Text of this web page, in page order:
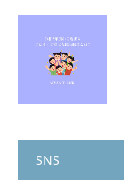
SNS